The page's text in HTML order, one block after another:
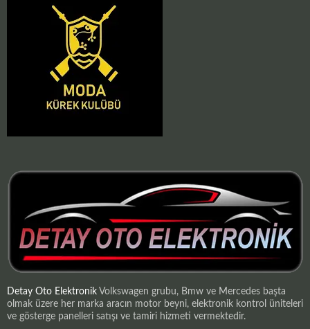
Detay Oto Elektronik Volkswagen grubu, Bmw ve Mercedes başta
olmak üzere her marka aracın motor beyni, elektronik kontrol üniteleri
ve gösterge panelleri satışı ve tamiri hizmeti vermektedir.